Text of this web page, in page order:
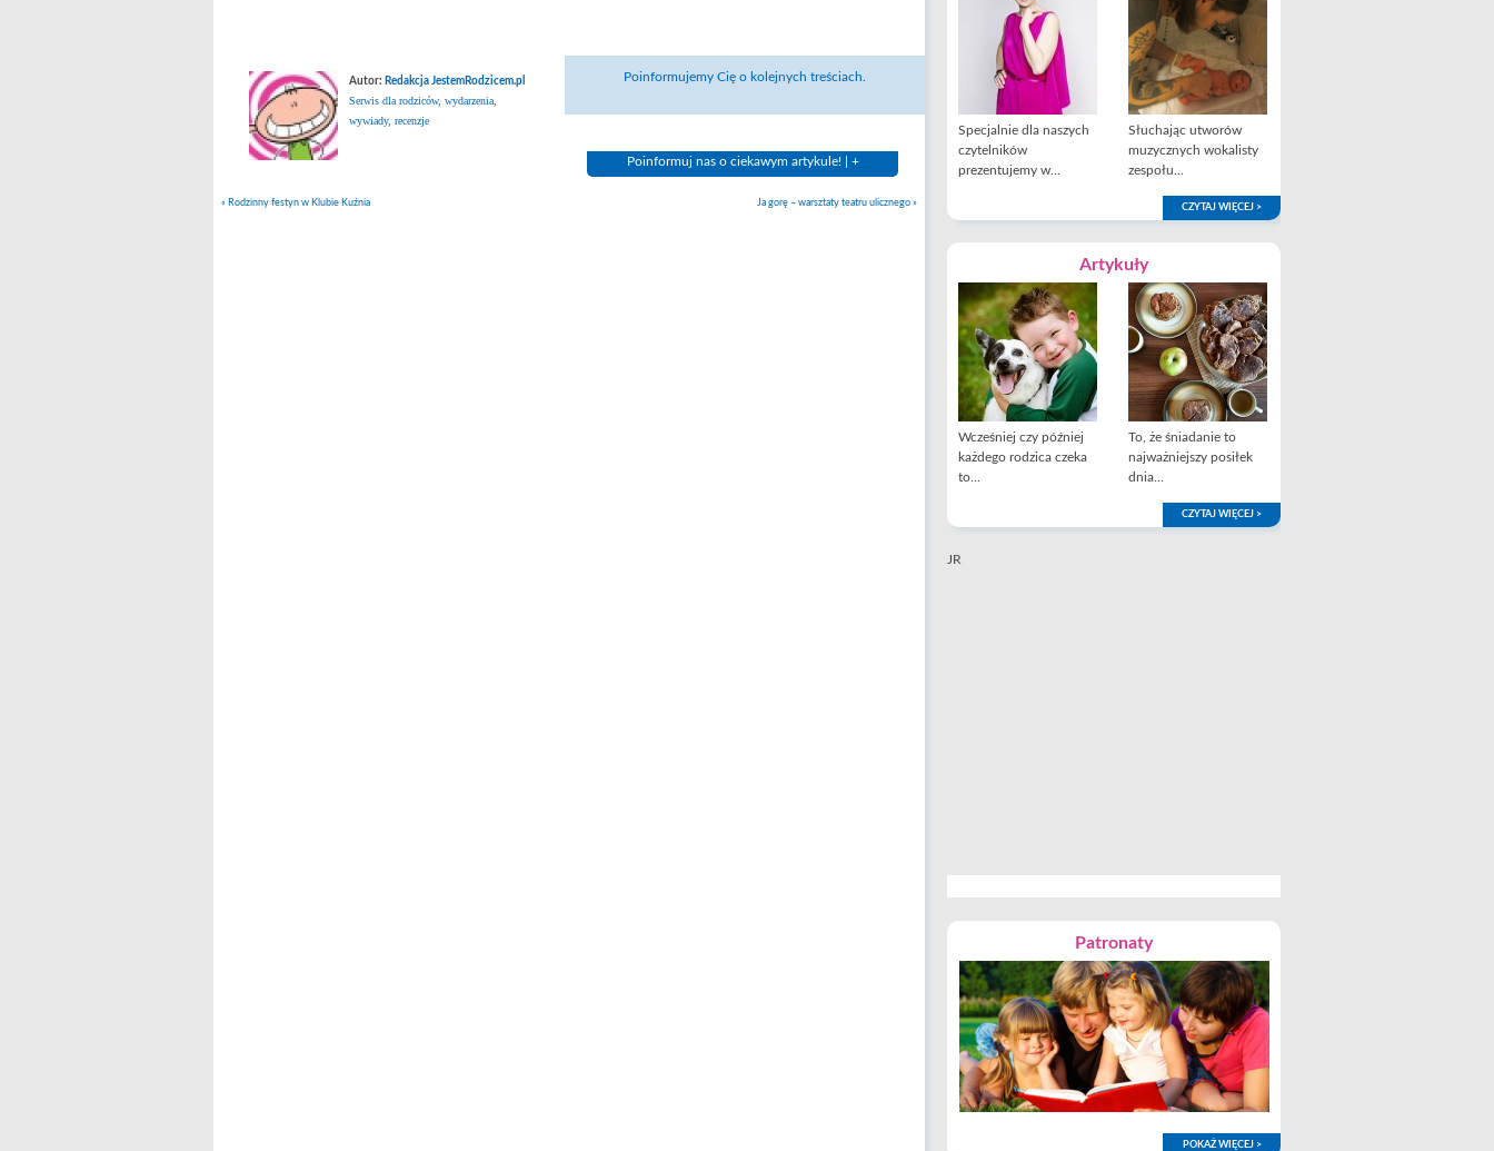
Autor: Redakcja JestemRodzicem.pl
Serwis dla rodziców, wydarzenia,
wywiady, recenzje
Poinformujemy Cię o kolejnych treściach.
Poinformuj nas o ciekawym artykule! | +
« Rodzinny festyn w Klubie Kuźnia Ja gorę – warsztaty teatru ulicznego »
Specjalnie dla naszych
czytelników
prezentujemy w...
Słuchając utworów
muzycznych wokalisty
zespołu...
CZYTAJ WIĘCEJ >
Artykuły
Wcześniej czy później
każdego rodzica czeka
to...
To, że śniadanie to
najważniejszy posiłek
dnia...
CZYTAJ WIĘCEJ >
JR
Patronaty
POKAŻ WIĘCEJ >